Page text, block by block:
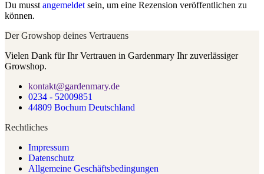
Du musst angemeldet sein, um eine Rezension veröffentlichen zu
können.
Der Growshop deines Vertrauens
Vielen Dank für Ihr Vertrauen in Gardenmary Ihr zuverlässiger
Growshop.
kontakt@gardenmary.de
0234 - 52009851
44809 Bochum Deutschland
Rechtliches
Impressum
Datenschutz
Allgemeine Geschäftsbedingungen